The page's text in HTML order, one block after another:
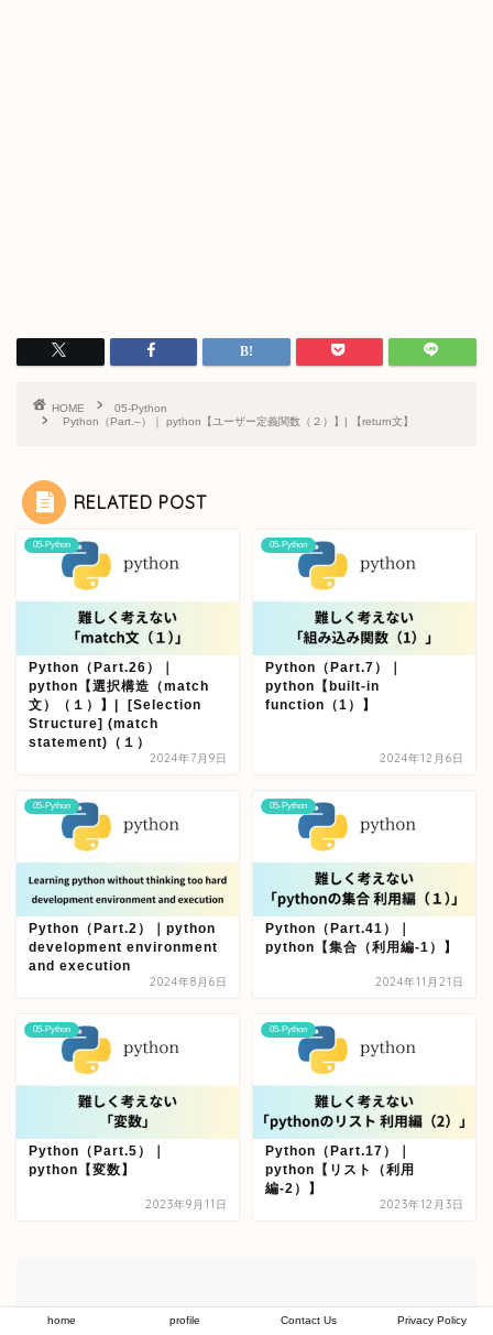
HOME
05-Python
Python（Part.–）｜ python【ユーザー定義関数（２）】| 【return文】
RELATED POST
05-Python
Python（Part.26）｜
python【選択構造（match
文）（１）】| [Selection
Structure] (match
statement)（１）
2024年7月9日
05-Python
Python（Part.7）｜
python【built-in
function（1）】
2024年12月6日
05-Python
Python（Part.2）｜python
development environment
and execution
2024年8月6日
05-Python
Python（Part.41）｜
python【集合（利用編-1）】
2024年11月21日
05-Python
Python（Part.5）｜
python【変数】
2023年9月11日
05-Python
Python（Part.17）｜
python【リスト（利用
編-2）】
2023年12月3日
home profile Contact Us Privacy Policy